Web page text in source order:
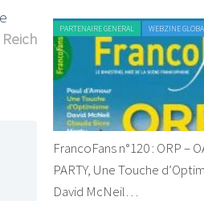
PARTENAIRE GENERAL WEBZINE
FrancoFans n°120 : ORP –
PARTY, Une Touche
David McNeil…